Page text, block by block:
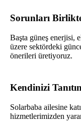
Sorunları
Başta güneş enerjisi,
üzere sektördeki
önerileri üretiyoruz.
Kendinizi Tanıtın
Solarbaba ailesine
hizmetlerimizden